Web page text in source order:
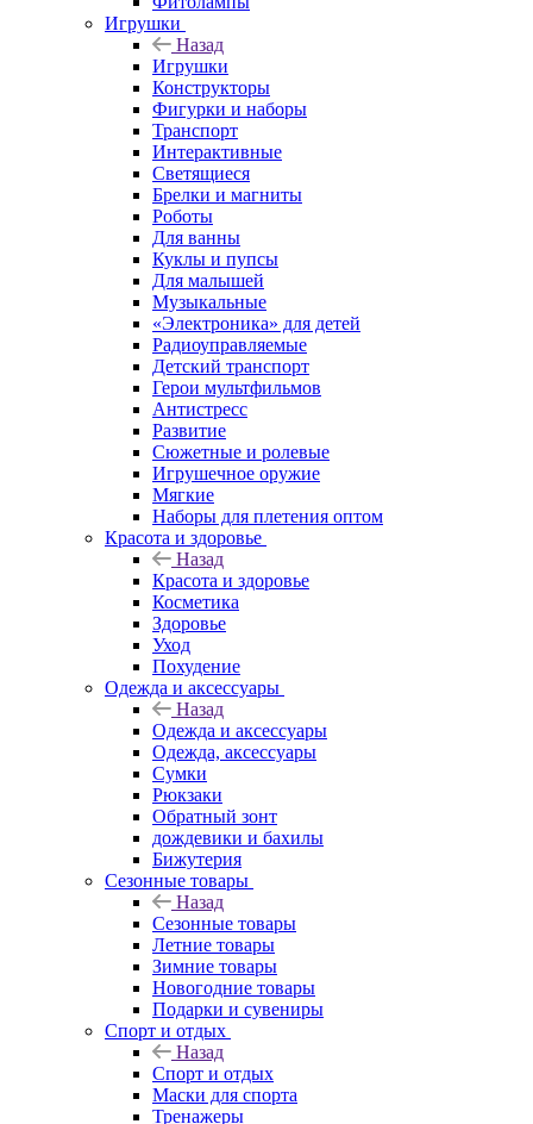
Игрушки
Назад
Игрушки
Конструкторы
Фигурки и наборы
Транспорт
Интерактивные
Светящиеся
Брелки и магниты
Роботы
Для ванны
Куклы и пупсы
Для малышей
Музыкальные
«Электроника» для детей
Радиоуправляемые
Детский транспорт
Герои мультфильмов
Антистресс
Развитие
Сюжетные и ролевые
Игрушечное оружие
Мягкие
Наборы для плетения оптом
Красота и здоровье
Назад
Красота и здоровье
Косметика
Здоровье
Уход
Похудение
Одежда и аксессуары
Назад
Одежда и аксессуары
Одежда, аксессуары
Сумки
Рюкзаки
Обратный зонт
дождевики и бахилы
Бижутерия
Сезонные товары
Назад
Сезонные товары
Летние товары
Зимние товары
Новогодние товары
Подарки и сувениры
Спорт и отдых
Назад
Спорт и отдых
Маски для спорта
Тренажеры